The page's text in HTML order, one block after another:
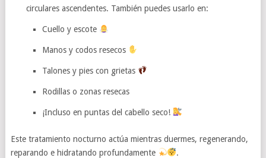
circulares ascendentes. También puedes usarlo en:
Cuello y escote
Manos y codos resecos
Talones y pies con grietas
Rodillas o zonas resecas
¡Incluso en puntas del cabello seco!
Este tratamiento nocturno actúa mientras duermes, regenerando,
reparando e hidratando profundamente
.